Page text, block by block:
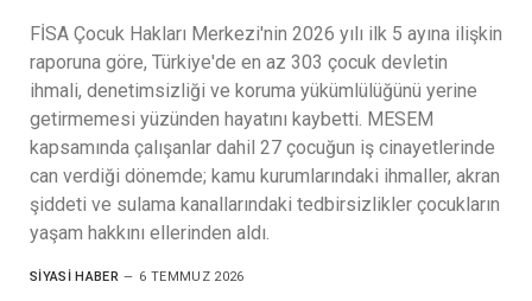
FİSA Çocuk Hakları Merkezi'nin 2026 yılı ilk 5 ayına ilişkin
raporuna göre, Türkiye'de en az 303 çocuk devletin
ihmali, denetimsizliği ve koruma yükümlülüğünü yerine
getirmemesi yüzünden hayatını kaybetti. MESEM
kapsamında çalışanlar dahil 27 çocuğun iş cinayetlerinde
can verdiği dönemde; kamu kurumlarındaki ihmaller, akran
şiddeti ve sulama kanallarındaki tedbirsizlikler çocukların
yaşam hakkını ellerinden aldı.
SIYASI HABER 6 TEMMUZ 2026